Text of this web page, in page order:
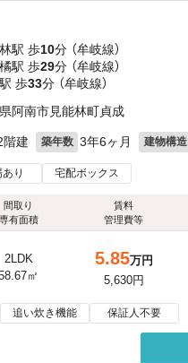
駅 歩10分 （牟岐線）
駅 歩29分 （牟岐線）
歩33分 （牟岐線）
阿南市見能林町貞成
階建 築年数 3年6ヶ月 建物構造
り 宅配ボックス
間取り
専有面積
賃料
管理費等
2LDK
㎡
5.85万円
5,630円
追い炊き機能 保証人不要